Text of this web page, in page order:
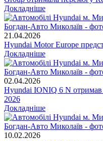
Докладніше
21.04.2026
Hyundai Motor Europe
Докладніше
02.04.2026
Hyundai IONIQ 6 N отримав
2026
Докладніше
10.02.2026